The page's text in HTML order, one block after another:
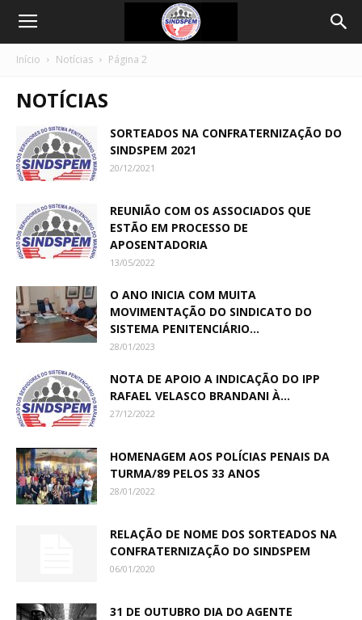
Início Notícias Página 2
NOTÍCIAS
SORTEADOS NA CONFRATERNIZAÇÃO DO
SINDSPEM 2021
20/12/2021
REUNIÃO COM OS ASSOCIADOS QUE
ESTÃO EM PROCESSO DE
APOSENTADORIA
13/05/2022
O ANO INICIA COM MUITA
MOVIMENTAÇÃO DO SINDICATO DO
SISTEMA PENITENCIÁRIO...
28/01/2023
NOTA DE APOIO A INDICAÇÃO DO IPP
RAFAEL VELASCO BRANDANI À...
27/12/2022
HOMENAGEM AOS POLÍCIAS PENAIS DA
TURMA/89 PELOS 33 ANOS
28/01/2022
RELAÇÃO DE NOME DOS SORTEADOS NA
CONFRATERNIZAÇÃO DO SINDSPEM
06/01/2020
31 DE OUTUBRO DIA DO AGENTE